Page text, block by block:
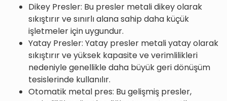
Dikey Presler: Bu presler metali dikey olarak
sıkıştırır ve sınırlı alana sahip daha küçük
işletmeler için uygundur.
Yatay Presler: Yatay presler metali yatay olarak
sıkıştırır ve yüksek kapasite ve verimlilikleri
nedeniyle genellikle daha büyük geri dönüşüm
tesislerinde kullanılır.
Otomatik metal pres: Bu gelişmiş presler,